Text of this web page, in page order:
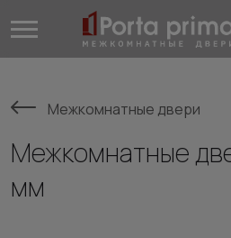
Межкомнатные двери
Межкомнатные
мм